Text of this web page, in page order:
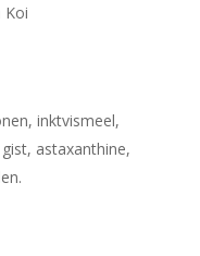
Koi
inktvismeel,
astaxanthine,